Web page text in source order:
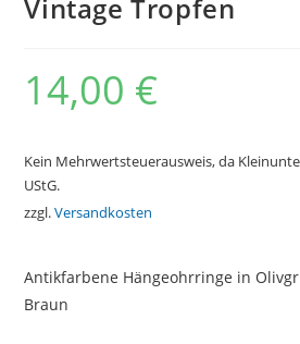
Vintage Tropfen
14,00 €
Kein Mehrwertsteuerausweis, da
UStG.
zzgl.Versandkosten
Antikfarbene Hängeohrringe in
Braun